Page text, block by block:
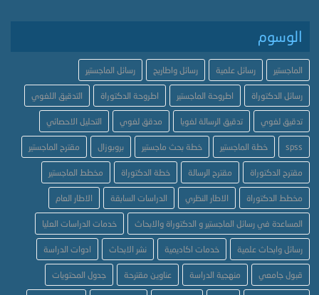
الوسوم
الماجستير رسائل علمية رسائل واطاريح رسائل الماجستير
رسائل الدكتوراة اطروحة الماجستير اطروحة الدكتوراة التدقيق اللغوي
تدقيق لغوي تدقيق الرسالة لغويا مدقق لغوي التحليل الاحصائي
spss خطة الماجستير خطة بحث ماجستير بروبوزال مقترح الماجستير
مقترح الدكتوراة مقترح الرسالة خطة الدكتوراة مخطط الماجستير
مخطط الدكتوراة الاطار النظري الدراسات السابقة الاطار العام
المساعدة في رسائل الماجستير و الدكتوراة والابحاث خدمات الدراسات العليا
رسائل وابحاث علمية خدمات اكاديمية نشر الابحاث ادوات الدراسة
قبول جامعي منهجية الدراسة عناوين مقترحة جدول المحتويات